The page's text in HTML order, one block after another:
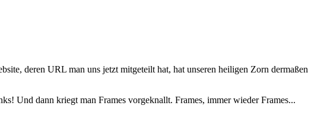
deren URL man uns jetzt mitgeteilt hat, hat unseren heiligen Zorn dermaßen
Und dann kriegt man Frames vorgeknallt. Frames, immer wieder Frames...